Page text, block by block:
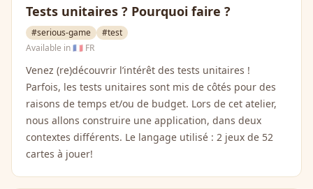
Tests unitaires ? Pourquoi faire ?
#serious-game
#test
Available in🇫🇷 FR
Venez (re)découvrir l’intérêt des tests unitaires !
Parfois, les tests unitaires sont mis de côtés pour des
raisons de temps et/ou de budget. Lors de cet atelier,
nous allons construire une application, dans deux
contextes différents. Le langage utilisé : 2 jeux de 52
cartes à jouer!